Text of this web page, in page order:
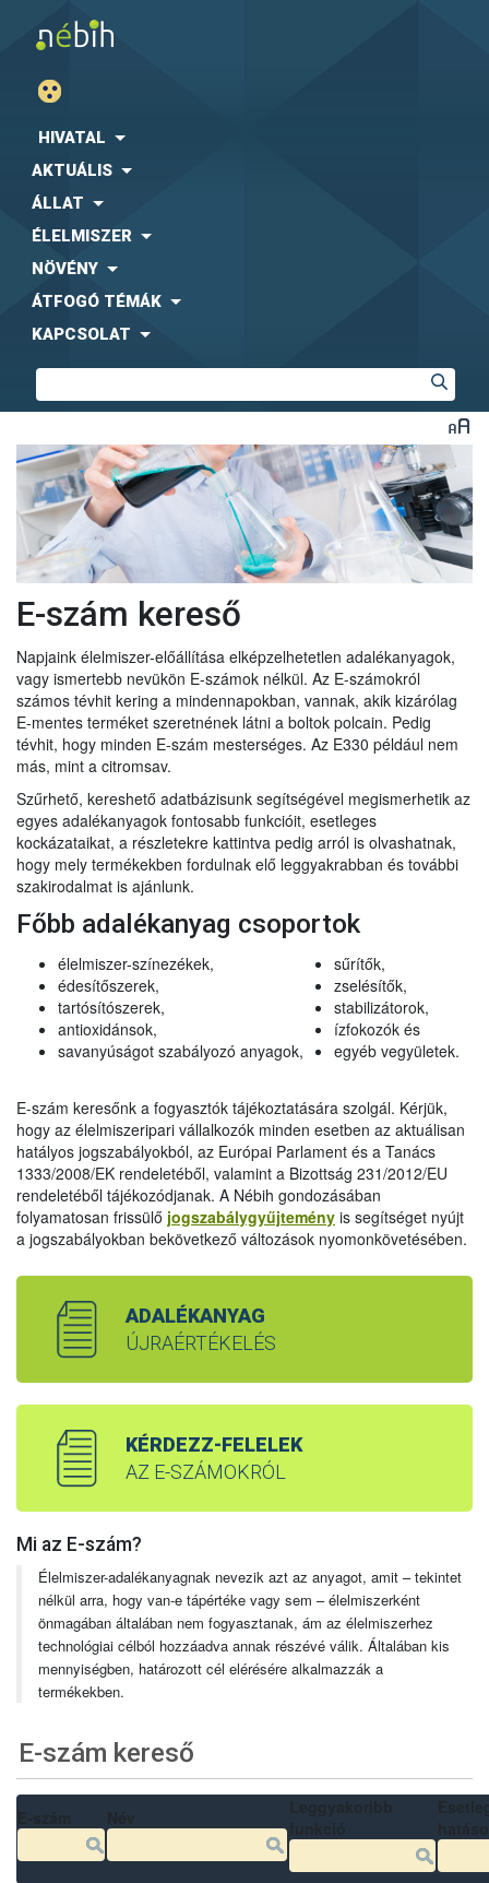
HIVATAL
AKTUÁLIS
ÁLLAT
ÉLELMISZER
NÖVÉNY
ÁTFOGÓ TÉMÁK
KAPCSOLAT
E-szám kereső
Napjaink élelmiszer-előállítása elképzelhetetlen adalékanyagok,
vagy ismertebb nevükön E-számok nélkül. Az E-számokról
számos tévhit kering a mindennapokban, vannak, akik kizárólag
E-mentes terméket szeretnének látni a boltok polcain. Pedig
tévhit, hogy minden E-szám mesterséges. Az E330 például nem
más, mint a citromsav.
Szűrhető, kereshető adatbázisunk segítségével megismerhetik az
egyes adalékanyagok fontosabb funkcióit, esetleges
kockázataikat, a részletekre kattintva pedig arról is olvashatnak,
hogy mely termékekben fordulnak elő leggyakrabban és további
szakirodalmat is ajánlunk.
Főbb adalékanyag csoportok
élelmiszer-színezékek,
édesítőszerek,
tartósítószerek,
antioxidánsok,
savanyúságot szabályozó anyagok,
sűrítők,
zselésítők,
stabilizátorok,
ízfokozók és
egyéb vegyületek.
E-szám keresőnk a fogyasztók tájékoztatására szolgál. Kérjük,
hogy az élelmiszeripari vállalkozók minden esetben az aktuálisan
hatályos jogszabályokból, az Európai Parlament és a Tanács
1333/2008/EK rendeletéből, valamint a Bizottság 231/2012/EU
rendeletéből tájékozódjanak. A Nébih gondozásában
folyamatosan frissülő jogszabálygyűjtemény is segítséget nyújt
a jogszabályokban bekövetkező változások nyomonkövetésében.
ADALÉKANYAG
ÚJRAÉRTÉKELÉS
KÉRDEZZ-FELELEK
AZ E-SZÁMOKRÓL
Mi az E-szám?
Élelmiszer-adalékanyagnak nevezik azt az anyagot, amit – tekintet
nélkül arra, hogy van-e tápértéke vagy sem – élelmiszerként
önmagában általában nem fogyasztanak, ám az élelmiszerhez
technológiai célból hozzáadva annak részévé válik. Általában kis
mennyiségben, határozott cél elérésére alkalmazzák a
termékekben.
E-szám kereső